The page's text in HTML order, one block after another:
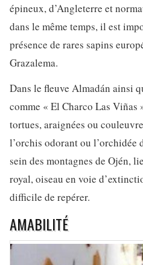
épineux, d’Angleterre et
dans le même temps, il est
présence de rares sapins
Grazalema.
Dans le fleuve Almadán ainsi
comme « El Charco Las Viñas
tortues, araignées ou
l’orchis odorant ou l’orchidée
sein des montagnes de Ojén,
royal, oiseau en voie
difficile de repérer.
AMABILITÉ